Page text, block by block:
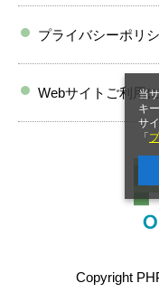
当
キ
サ
「
プライバシーポリ
Webサイトご利用
Copyright